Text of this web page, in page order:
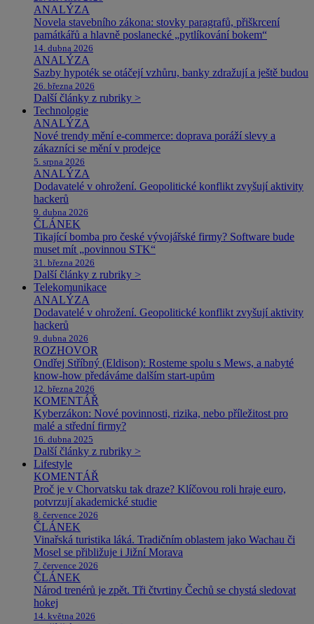
ANALÝZA
Novela stavebního zákona: stovky paragrafů, přiškrcení
památkářů a hlavně poslanecké „pytlíkování bokem“
14. dubna 2026
ANALÝZA
Sazby hypoték se otáčejí vzhůru, banky zdražují a ještě budou
26. března 2026
Další články z rubriky >
Technologie
ANALÝZA
Nové trendy mění e-commerce: doprava poráží slevy a
zákazníci se mění v prodejce
5. srpna 2026
ANALÝZA
Dodavatelé v ohrožení. Geopolitické konflikt zvyšují aktivity
hackerů
9. dubna 2026
ČLÁNEK
Tikající bomba pro české vývojářské firmy? Software bude
muset mít „povinnou STK“
31. března 2026
Další články z rubriky >
Telekomunikace
ANALÝZA
Dodavatelé v ohrožení. Geopolitické konflikt zvyšují aktivity
hackerů
9. dubna 2026
ROZHOVOR
Ondřej Stříbný (Eldison): Rosteme spolu s Mews, a nabyté
know-how předáváme dalším start-upům
12. března 2026
KOMENTÁŘ
Kyberzákon: Nové povinnosti, rizika, nebo příležitost pro
malé a střední firmy?
16. dubna 2025
Další články z rubriky >
Lifestyle
KOMENTÁŘ
Proč je v Chorvatsku tak draze? Klíčovou roli hraje euro,
potvrzují akademické studie
8. července 2026
ČLÁNEK
Vinařská turistika láká. Tradičním oblastem jako Wachau či
Mosel se přibližuje i Jižní Morava
7. července 2026
ČLÁNEK
Národ trenérů je zpět. Tři čtvrtiny Čechů se chystá sledovat
hokej
14. května 2026